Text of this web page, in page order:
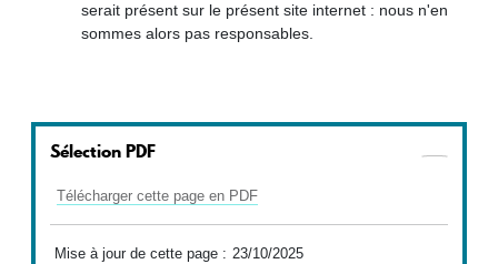
serait présent sur le présent site internet : nous n'en
sommes alors pas responsables.
Sélection PDF
Télécharger cette page en PDF
Mise à jour de cette page : 23/10/2025